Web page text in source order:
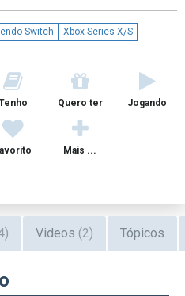
Switch
Xbox Series X/S
Quero ter Jogando
Mais ...
Videos (2) Tópicos